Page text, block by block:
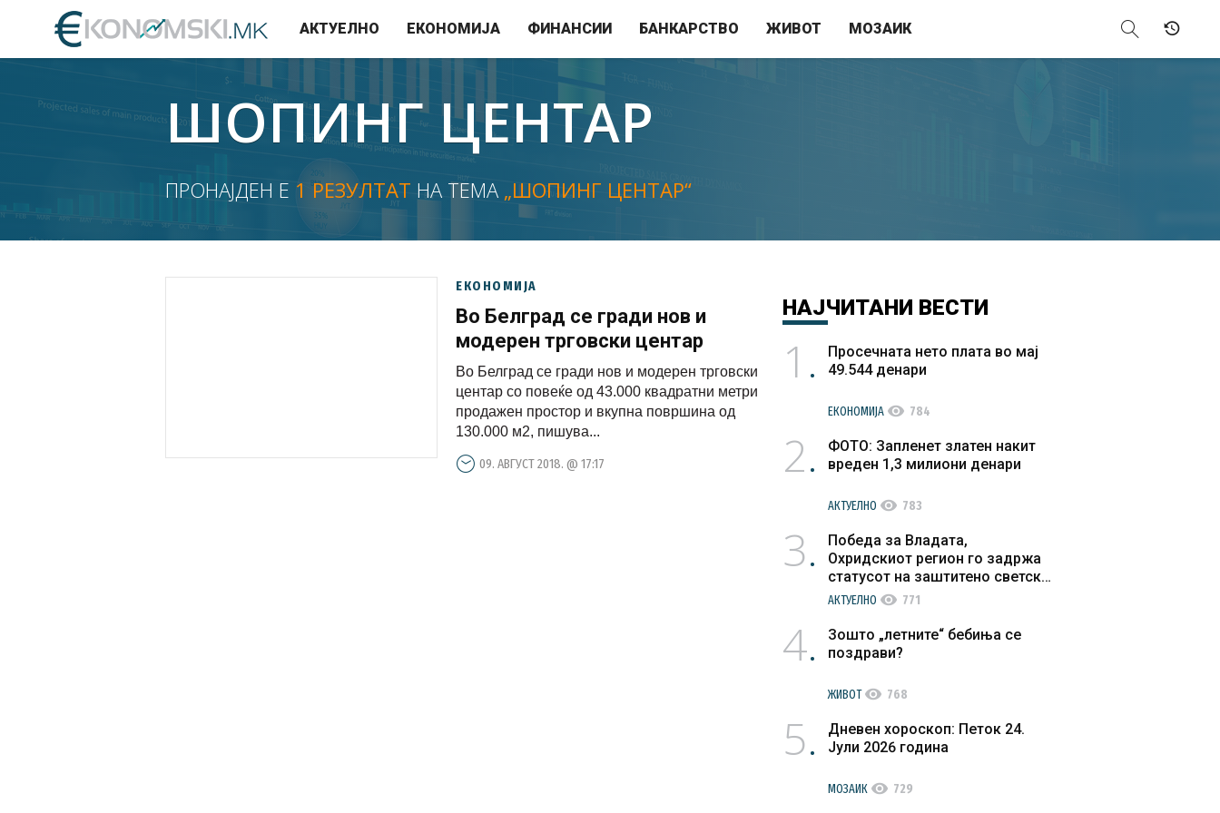
АКТУЕЛНО ЕКОНОМИЈА ФИНАНСИИ БАНКАРСТВО ЖИВОТ МОЗАИК
ШОПИНГ ЦЕНТАР
ПРОНАЈДЕН Е 1 РЕЗУЛТАТ НА ТЕМА „ШОПИНГ ЦЕНТАР“
ЕКОНОМИЈА
Во Белград се гради нов и
модерен трговски центар
Во Белград се гради нов и модерен трговски
центар со повеќе од 43.000 квадратни метри
продажен простор и вкупна површина од
130.000 м2, пишува...
09. АВГУСТ 2018. @ 17:17
НАЈЧИТАНИ ВЕСТИ
1
Просечната нето плата во мај
49.544 денари
ЕКОНОМИЈА visibility 784
2
ФОТО: Запленет златен накит
вреден 1,3 милиони денари
АКТУЕЛНО visibility 783
3
Победа за Владата,
Охридскиот регион го задржа
статусот на заштитено светско
културно наследство
АКТУЕЛНО visibility 771
4
Зошто „летните“ бебиња се
поздрави?
ЖИВОТvisibility 768
5
Дневен хороскоп: Петок 24.
Јули 2026 година
МОЗАИК visibility 729